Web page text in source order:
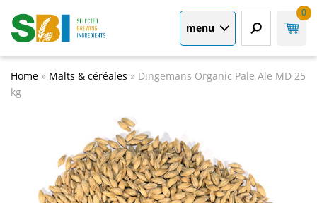
menu
0
Home » Malts & céréales » Dingemans Organic Pale Ale MD 25
kg